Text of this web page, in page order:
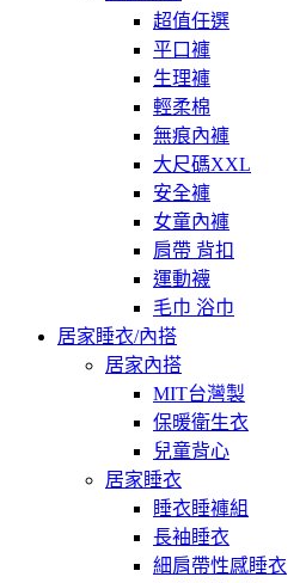
超值任選
平口褲
生理褲
輕柔棉
無痕內褲
大尺碼XXL
安全褲
女童內褲
肩帶 背扣
運動襪
毛巾 浴巾
居家睡衣/內搭
居家內搭
MIT台灣製
保暖衛生衣
兒童背心
居家睡衣
睡衣睡褲組
長袖睡衣
細肩帶性感睡衣